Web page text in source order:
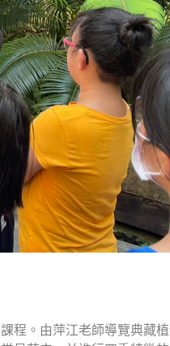
程。由萍江老師導覽典藏植